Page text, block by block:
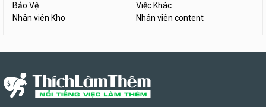
Bảo Vệ
Việc Khác
Nhân viên Kho
Nhân viên content